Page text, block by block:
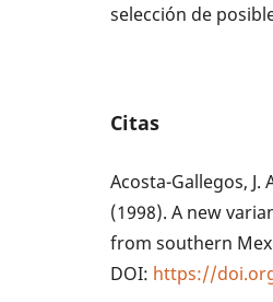
selección de
Citas
Acosta-Gallegos, J.
(1998). A new
from southern
DOI: https://